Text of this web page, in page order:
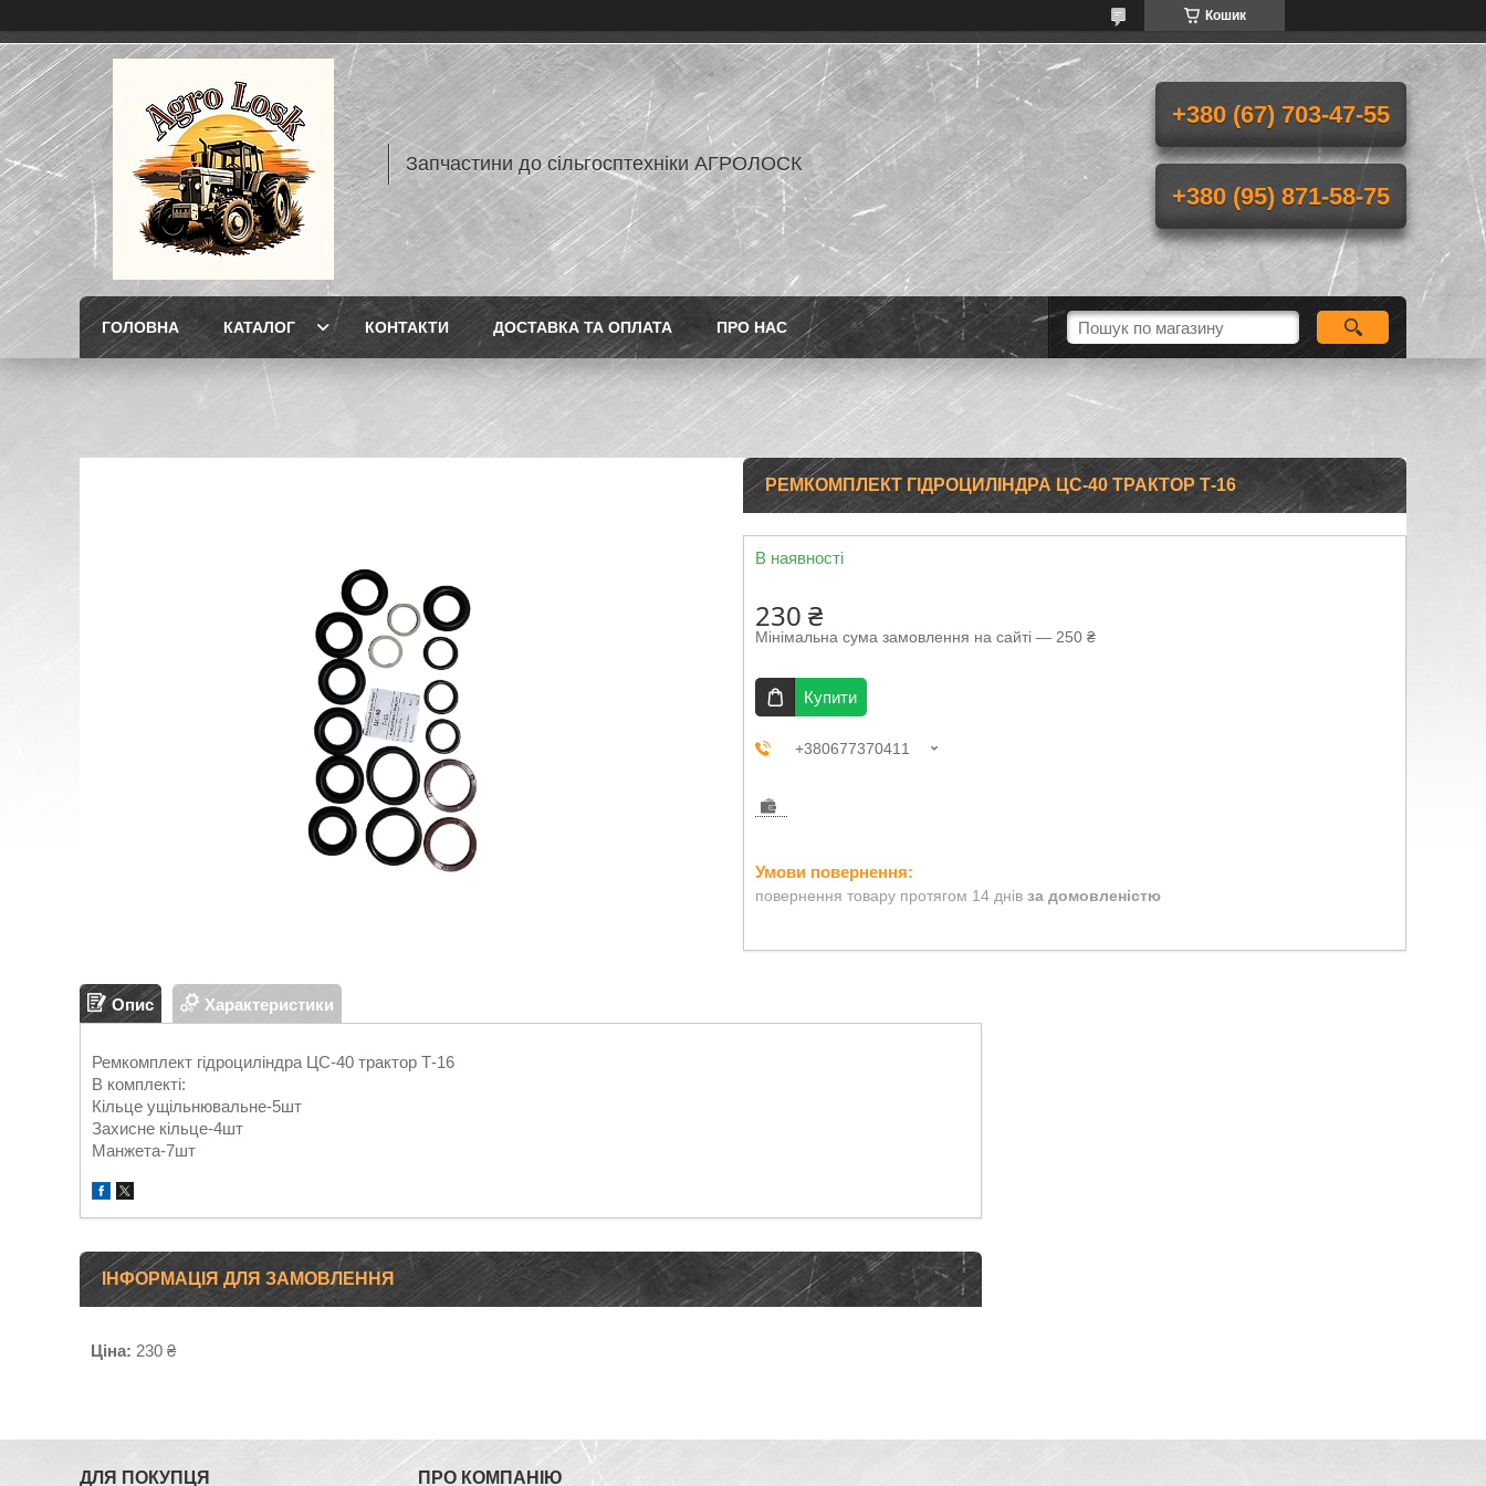
Кошик
Запчастини до сільгосптехніки АГРОЛОСК
+380 (67) 703-47-55
+380 (95) 871-58-75
ГОЛОВНА КАТАЛОГ КОНТАКТИ ДОСТАВКА ТА ОПЛАТА ПРО НАС
РЕМКОМПЛЕКТ ГІДРОЦИЛІНДРА ЦС-40 ТРАКТОР Т-16
В наявності
230 ₴
Мінімальна сума замовлення на сайті — 250 ₴
Купити
+380677370411
повернення товару протягом 14 днів за домовленістю
Опис Характеристики
Ремкомплект гідроциліндра ЦС-40 трактор Т-16
В комплекті:
Кільце ущільнювальне-5шт
Захисне кільце-4шт
​​Манжета-7шт
ІНФОРМАЦІЯ ДЛЯ ЗАМОВЛЕННЯ
Ціна: 230 ₴
ДЛЯ ПОКУПЦЯ ПРО КОМПАНІЮ